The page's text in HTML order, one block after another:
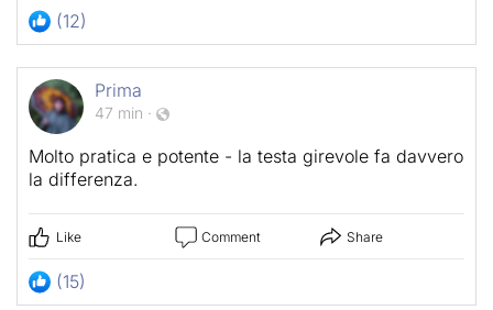
(12)
Prima
47 min ·
Molto pratica e potente - la testa girevole fa davvero
la differenza.
Like Comment Share
(15)